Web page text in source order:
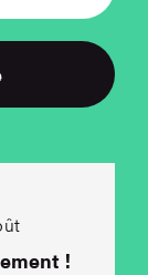
!